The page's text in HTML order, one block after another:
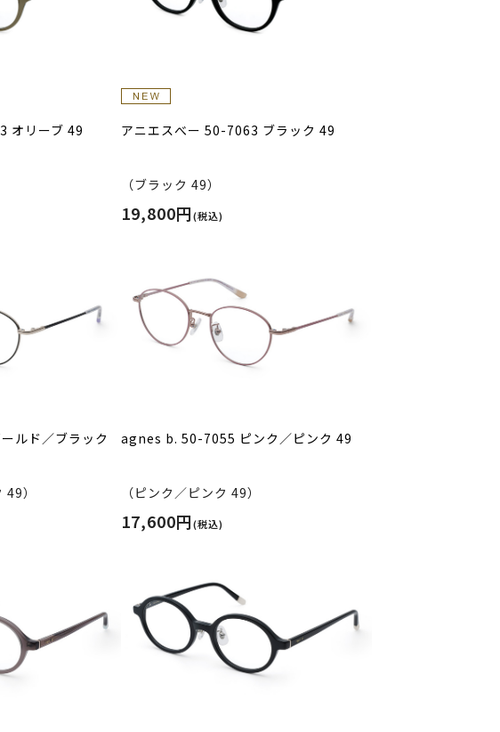
オリーブ 49 アニエスべー 50-7063 ブラック 49
（ブラック 49）
19,800円(税込)
ルド／ブラック
）
agnes b. 50-7055 ピンク／ピンク 49
（ピンク／ピンク 49）
17,600円(税込)